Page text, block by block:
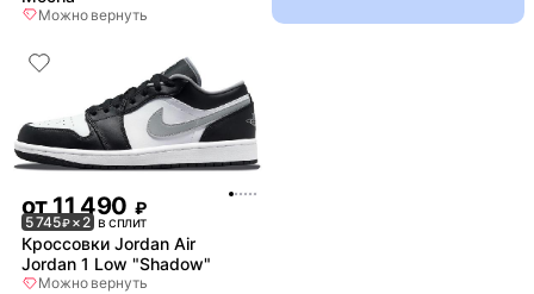
Можно вернуть
от11 490 ₽
5 745₽× 2 в сплит
Кроссовки Jordan Air
Jordan 1 Low "Shadow"
Можно вернуть